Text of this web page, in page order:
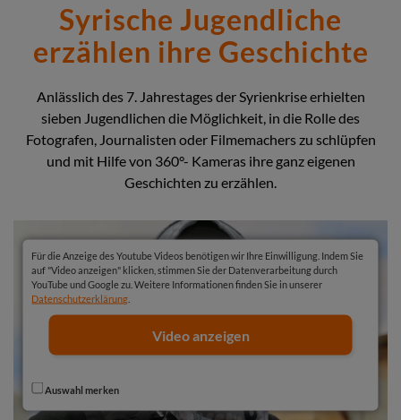
Syrische Jugendliche
erzählen ihre Geschichte
Anlässlich des 7. Jahrestages der Syrienkrise erhielten
sieben Jugendlichen die Möglichkeit, in die Rolle des
Fotografen, Journalisten oder Filmemachers zu schlüpfen
und mit Hilfe von 360°- Kameras ihre ganz eigenen
Geschichten zu erzählen.
Für die Anzeige des Youtube Videos benötigen wir Ihre Einwilligung. Indem Sie
auf "Video anzeigen" klicken, stimmen Sie der Datenverarbeitung durch
YouTube und Google zu. Weitere Informationen finden Sie in unserer
Datenschutzerklärung
Video anzeigen
Auswahl merken